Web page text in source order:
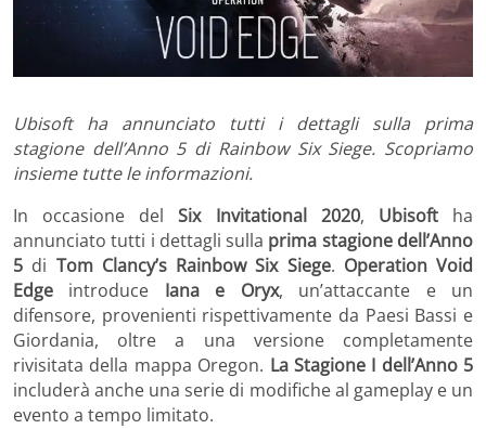
Ubisoft ha annunciato tutti i dettagli sulla prima
stagione dell’Anno 5 di Rainbow Six Siege. Scopriamo
insieme tutte le informazioni.
In occasione delSix Invitational 2020, Ubisoftha
annunciato tutti i dettagli sulla prima stagione dell’Anno
5 di Tom Clancy’s Rainbow Six Siege. Operation Void
Edge introduce Iana e Oryx, un’attaccante e un
difensore, provenienti rispettivamente da Paesi Bassi e
Giordania, oltre a una versione completamente
rivisitata della mappa Oregon. La Stagione I dell’Anno 5
includerà anche una serie di modifiche al gameplay e un
evento a tempo limitato.